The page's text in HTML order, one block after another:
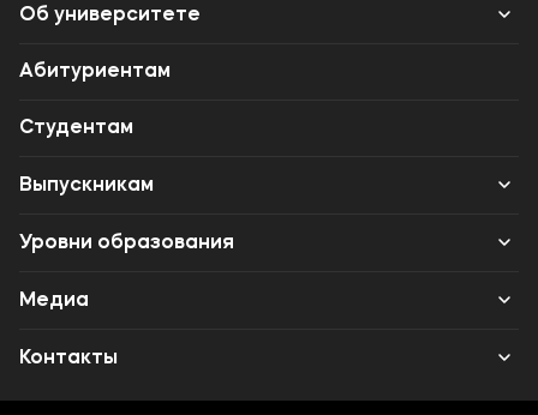
Об университете
Лицензии и документы
Сведения об образовательной организации
Абитуриенту
Абитуриентам
Студентам
Выпускникам
Карьера
Институт дополнительного образования
Уровни образования
Среднее профессиональное образование
Высшее образование
Дополнительное образование
Медиа
Объявления
Новости
Контакты